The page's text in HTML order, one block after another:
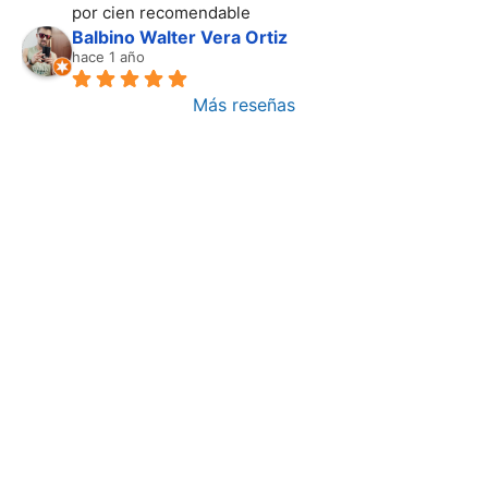
por cien recomendable
Balbino Walter Vera Ortiz
hace 1 año
Más reseñas